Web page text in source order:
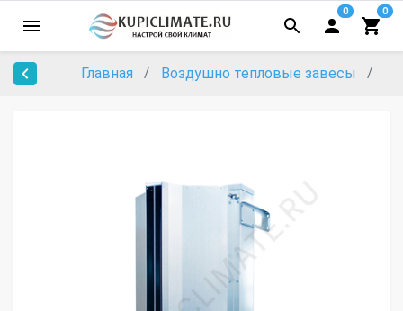
0 0
Главная Воздушно тепловые завесы